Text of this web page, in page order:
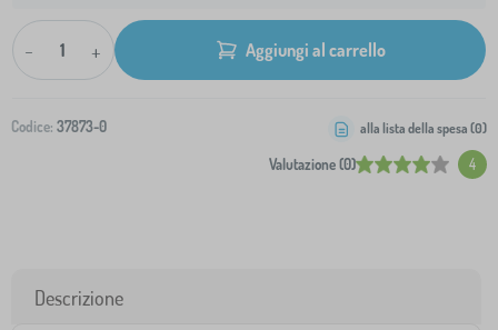
- + Aggiungi al carrello
Codice: 37873-0
Valutazione (0) 4
alla lista della spesa (0)
Descrizione